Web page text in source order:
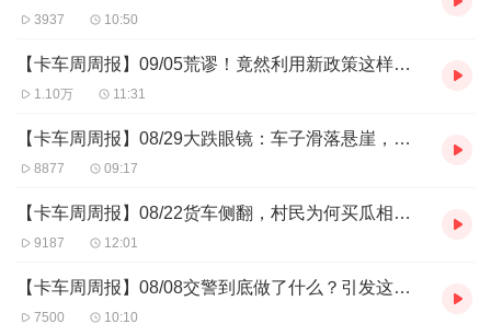
3937 10:50
【卡车周周报】09/05荒谬！竟然利用新政策这样骗钱
1.10万 11:31
【卡车周周报】08/29大跌眼镜：车子滑落悬崖，司机却不着急？
8877 09:17
【卡车周周报】08/22货车侧翻，村民为何买瓜相助？
9187 12:01
【卡车周周报】08/08交警到底做了什么？引发这名女子昏厥
7500 10:10